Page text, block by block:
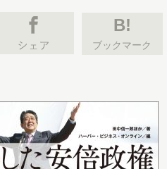
B!
ブックマーク